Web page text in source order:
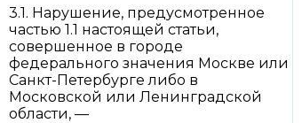
3.1. Нарушение, предусмотренное
частью 1.1 настоящей статьи,
совершенное в городе
федерального значения Москве или
Санкт-Петербурге либо в
Московской или Ленинградской
области, —